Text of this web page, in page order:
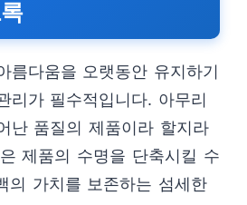
름다움을 오랫동안 유지하기
리가 필수적입니다. 아무리
난 품질의 제품이라 할지라
제품의 수명을 단축시킬 수
의 가치를 보존하는 섬세한